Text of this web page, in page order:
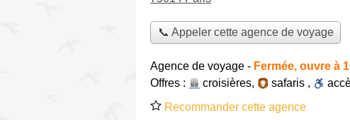
📞 Appeler cette agence de voyage
Agence de voyage - Fermée, ouvre à
Offres :
croisières, safaris ,
Recommander cette agence